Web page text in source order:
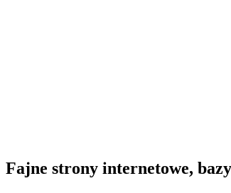
Fajne strony internetowe,